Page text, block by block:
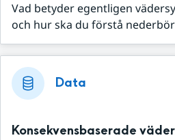
Vad betyder egentligen
och hur ska du förstå
Data
Konsekvensbaserade